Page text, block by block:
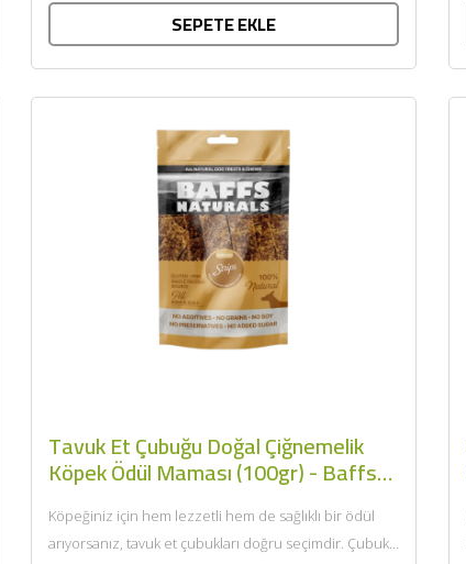
SEPETE EKLE
Tavuk Et Çubuğu Doğal Çiğnemelik
Köpek Ödül Maması (100gr) - Baffs
Naturals
Köpeğiniz için hem lezzetli hem de sağlıklı bir ödül
arıyorsanız, tavuk et çubukları doğru seçimdir. Çubuk